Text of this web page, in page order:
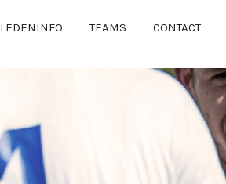
LEDENINFO TEAMS CONTACT